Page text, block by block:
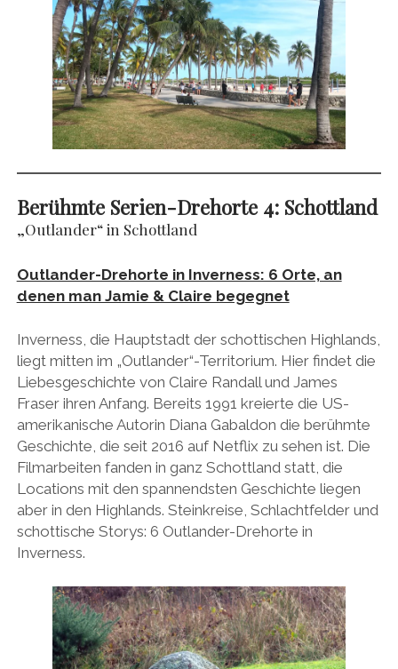
Berühmte Serien-Drehorte 4: Schottland
„Outlander“ in Schottland
Outlander-Drehorte in Inverness: 6 Orte, an
denen man Jamie & Claire begegnet
Inverness, die Hauptstadt der schottischen Highlands,
liegt mitten im „Outlander“-Territorium. Hier findet die
Liebesgeschichte von Claire Randall und James
Fraser ihren Anfang. Bereits 1991 kreierte die US-
amerikanische Autorin Diana Gabaldon die berühmte
Geschichte, die seit 2016 auf Netflix zu sehen ist. Die
Filmarbeiten fanden in ganz Schottland statt, die
Locations mit den spannendsten Geschichte liegen
aber in den Highlands. Steinkreise, Schlachtfelder und
schottische Storys: 6 Outlander-Drehorte in
Inverness.